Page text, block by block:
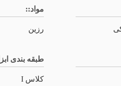
مواد::
رزین
طبقه بندی
کلاس I